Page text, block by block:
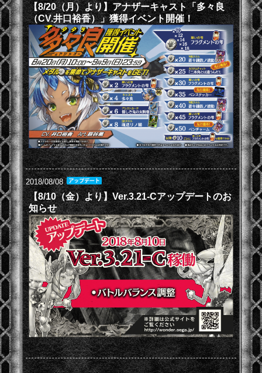
【8/20（月）より】アナザーキャスト「多々良
（CV.井口裕香）」獲得イベント開催！
2018/08/08
【8/10（金）より】Ver.3.21-Cアップデートのお
知らせ